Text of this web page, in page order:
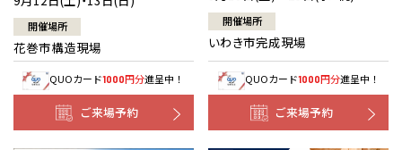
開催場所
花巻市構造現場
QUOカード1000円分進呈中！
ご来場予約
開催場所
いわき市完成現場
QUOカード1000円分進呈中！
ご来場予約